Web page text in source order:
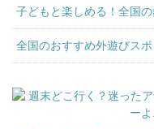
子どもと楽しめる！全国
全国のおすすめ外遊びスポ